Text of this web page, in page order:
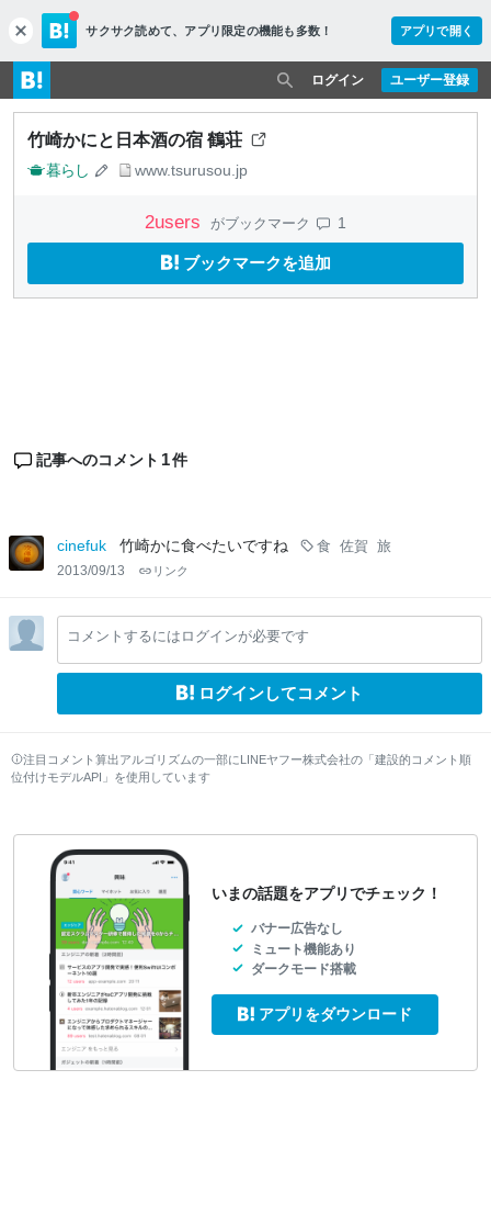
c
l
o
s
e
サクサク読めて、 アプリ限定の機能も多数！ アプリで開く
ユーザー登録
ログイン
竹崎かにと日本酒の宿 鶴荘
暮らし www.tsurusou.jp
2users がブックマーク 1
ブックマークを追加
記事へのコメント 1件
cinefuk 竹崎かに食べたいですね 食 佐賀 旅
2013/09/13 リンク
コメントするにはログインが必要です
ログインしてコメント
注目コメント算出アルゴリズムの一部にLINEヤフー株式会社の「建設的コメント順
位付けモデルAPI」を使用しています
いまの話題をアプリでチェック！
バナー広告なし
ミュート機能あり
ダークモード搭載
アプリをダウンロード